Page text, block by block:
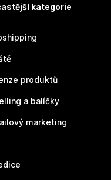
kategorie
produktů
a balíčky
marketing